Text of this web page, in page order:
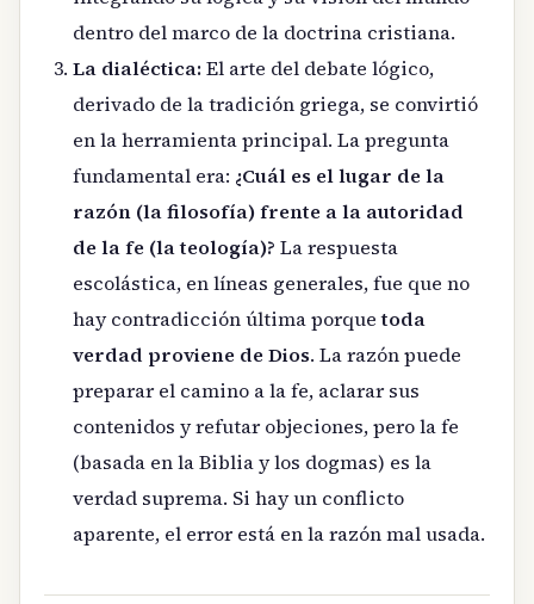
dentro del marco de la doctrina cristiana.
La dialéctica:El arte del debate lógico,
derivado de la tradición griega, se convirtió
en la herramienta principal. La pregunta
fundamental era: ¿Cuál es el lugar de la
razón (la filosofía) frente a la autoridad
de la fe (la teología)? La respuesta
escolástica, en líneas generales, fue que no
hay contradicción última porquetoda
verdad proviene de Dios. La razón puede
preparar el camino a la fe, aclarar sus
contenidos y refutar objeciones, pero la fe
(basada en la Biblia y los dogmas) es la
verdad suprema. Si hay un conflicto
aparente, el error está en la razón mal usada.